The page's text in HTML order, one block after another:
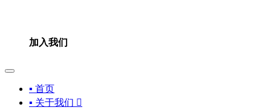
加入我们
▪ 首页
▪ 关于我们 